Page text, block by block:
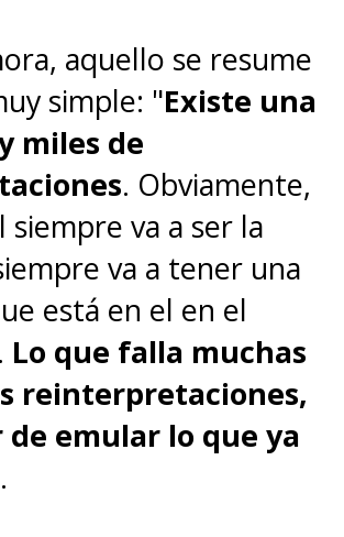
aquello se resume
simple: "Existe una
miles de
. Obviamente,
siempre va a ser la
va a tener una
está en el en el
Lo que falla muchas
reinterpretaciones,
emular lo que ya